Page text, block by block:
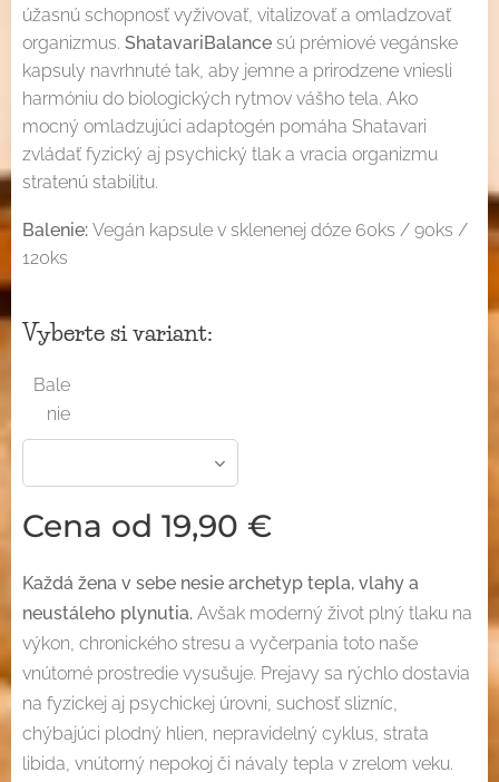
úžasnú schopnosť vyživovať, vitalizovať a omladzovať
organizmus. ShatavariBalance sú prémiové vegánske
kapsuly navrhnuté tak, aby jemne a prirodzene vniesli
harmóniu do biologických rytmov vášho tela. Ako
mocný omladzujúci adaptogén pomáha Shatavari
zvládať fyzický aj psychický tlak a vracia organizmu
stratenú stabilitu.
Balenie: Vegán kapsule v sklenenej dóze 60ks / 90ks /
120ks
Vyberte si variant:
Bale
nie
Cena od 19,90 €
Každá žena v sebe nesie archetyp tepla, vlahy a
neustáleho plynutia. Avšak moderný život plný tlaku na
výkon, chronického stresu a vyčerpania toto naše
vnútorné prostredie vysušuje. Prejavy sa rýchlo dostavia
na fyzickej aj psychickej úrovni, suchosť slizníc,
chýbajúci plodný hlien, nepravidelný cyklus, strata
libida, vnútorný nepokoj či návaly tepla v zrelom veku.